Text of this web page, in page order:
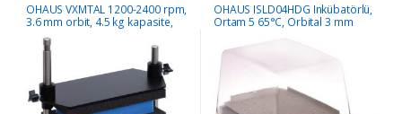
OHAUS VXMTAL 1200-2400 rpm,
3.6 mm orbit, 4.5 kg kapasite,
Analog Çoklu Vorteks
OHAUS ISLD04HDG Inkübatörlü,
Ortam 5 65°C, Orbital 3 mm